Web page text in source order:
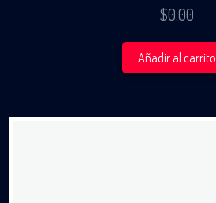
$0.00
Añadir al carrito